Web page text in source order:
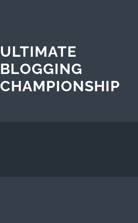
ULTIMATE
BLOGGING
CHAMPIONSHIP